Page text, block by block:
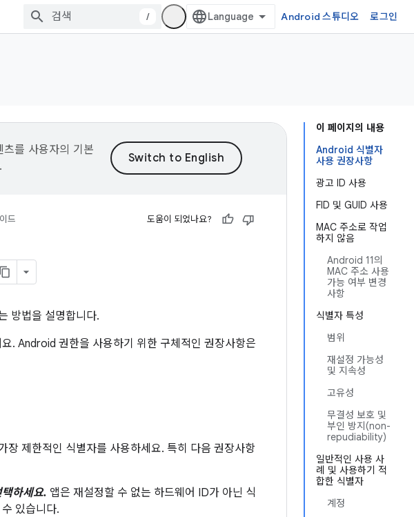
/ Android 스튜디오 로그인
이 페이지의 내용
Android 식별자
사용 권장사항
광고 ID 사용
FID 및 GUID 사용
MAC 주소로 작업
하지 않음
Android 11의
MAC 주소 사용
가능 여부 변경
사항
식별자 특성
범위
재설정 가능성
및 지속성
고유성
무결성 보호 및
부인 방지(non-
repudiability)
일반적인 사용 사
례 및 사용하기 적
합한 식별자
계정
를 사용자의 기본
드 도움이 되었나요?
방법을 설명합니다.
. Android 권한을 사용하기 위한 구체적인 권장사항은
장 제한적인 식별자를 사용하세요. 특히 다음 권장사항
하세요. 앱은 재설정할 수 없는 하드웨어 ID가 아닌 식
있습니다.